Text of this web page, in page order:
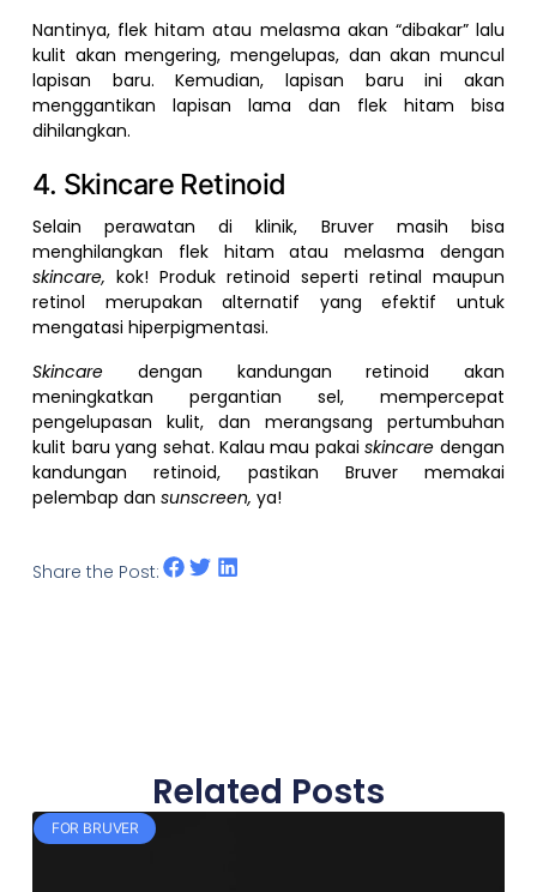
Nantinya, flek hitam atau melasma akan “dibakar” lalu
kulit akan mengering, mengelupas, dan akan muncul
lapisan baru. Kemudian, lapisan baru ini akan
menggantikan lapisan lama dan flek hitam bisa
dihilangkan.
4. Skincare Retinoid
Selain perawatan di klinik, Bruver masih bisa
menghilangkan flek hitam atau melasma dengan
skincare,kok! Produk retinoid seperti retinal maupun
retinol merupakan alternatif yang efektif untuk
mengatasi hiperpigmentasi.
Skincare dengan kandungan retinoid akan
meningkatkan pergantian sel, mempercepat
pengelupasan kulit, dan merangsang pertumbuhan
kulit baru yang sehat. Kalau mau pakaiskincare dengan
kandungan retinoid, pastikan Bruver memakai
pelembap dansunscreen,ya!
Share the Post:
Related Posts
FOR BRUVER